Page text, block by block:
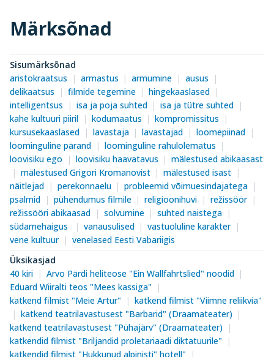
Märksõnad
Sisumärksõnad
aristokraatsus
armastus armumine
ausus
delikaatsus
filmide tegemine
hingekaaslased
intelligentsus
isa ja poja suhted
isa ja tütre suhted
kahe kultuuri piiril
kodumaatus
kompromissitus
kursusekaaslased
lavastaja lavastajad
loomepiinad
loominguline pärand
loominguline rahulolematus
loovisiku ego
loovisiku haavatavus
mälestused abikaasast
mälestused Grigori Kromanovist
mälestused isast
näitlejad
perekonnaelu
probleemid võimuesindajatega
psalmid
pühendumus filmile religioonihuvi
režissöör
režissööri abikaasad
solvumine
suhted naistega
südamehaigus
vanausulised
vastuoluline karakter
vene kultuur
venelased Eesti Vabariigis
Üksikasjad
40 kiri
Arvo Pärdi heliteose "Ein Wallfahrtslied" noodid
Eduard Wiiralti teos "Mees kassiga"
katkend filmist "Meie Artur"
katkend filmist "Viimne reliikvia"
katkend teatrilavastusest "Barbarid" (Draamateater)
katkend teatrilavastusest "Pühajärv" (Draamateater)
katkendid filmist "Briljandid proletariaadi diktatuurile"
katkendid filmist "Hukkunud alpinisti" hotell"